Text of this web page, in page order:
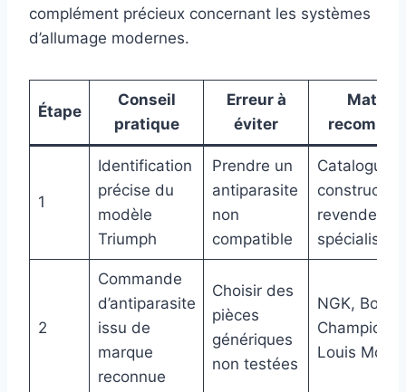
complément précieux concernant les systèmes
d’allumage modernes.
Étape
Conseil
pratique
Erreur à
éviter
1
Identification
précise du
modèle
Triumph
Prendre un
antiparasite
non
compatible
Catalogue
revendeur
spécialisé
2
Commande
d’antiparasite
issu de
marque
reconnue
Choisir des
pièces
génériques
non testées
NGK,
Champion,
Louis Moto